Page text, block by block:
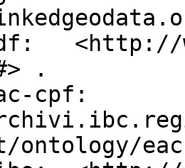
<http://
.
cpf:
ontology/